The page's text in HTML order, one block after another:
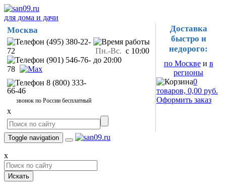
для дома и дачи
Москва
(495) 380-22-
72
(901) 546-76-
78
8 (800) 333-
66-46
звонок по России бесплатный
Пн.-Вс. с 10:00
до 20:00
x
Доставка
быстро и
недорого:
по Москвеи в
регионы
0
товаров, 0,00 руб.
Оформить заказ
Toggle navigation
x
Искать